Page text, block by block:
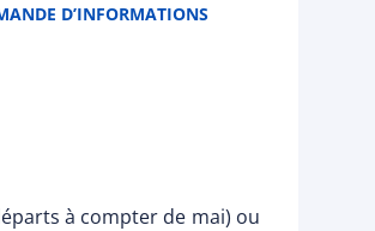
D’INFORMATIONS
à compter de mai) ou